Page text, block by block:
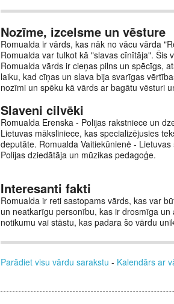
Nozīme, izcelsme un vēsture
Romualda ir vārds, kas nāk no vācu vārda
Romualda var tulkot kā "slavas cīnītāja". Šis
Romualda vārds ir cieņas pilns un spēcīgs,
laiku, kad cīņas un slava bija svarīgas
nozīmi un spēku kā vārds ar bagātu vēsturi
Slaveni cilvēki
Romualda Erenska - Polijas rakstniece un
Lietuvas māksliniece, kas specializējusies
deputāte. Romualda Vaitiekūnienė -
Polijas dziedātāja un mūzikas pedagoģe.
Interesanti fakti
Romualda ir reti sastopams vārds, kas var
un neatkarīgu personību, kas ir drosmīga
notikumu vai stāstu, kas padara šo vārdu
Parādiet visu vārdu sarakstu - Kalendārs ar